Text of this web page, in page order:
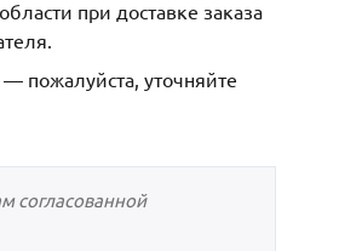
при доставке заказа
пожалуйста, уточняйте
согласованной